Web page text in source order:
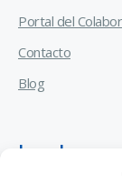
Portal del
Contacto
Blog
Legal